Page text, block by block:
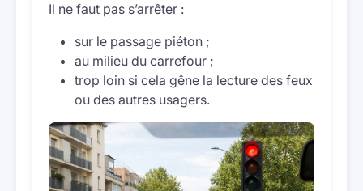
Il ne faut pas s’arrêter :
sur le passage piéton ;
au milieu du carrefour ;
trop loin si cela gêne la lecture des feux
ou des autres usagers.